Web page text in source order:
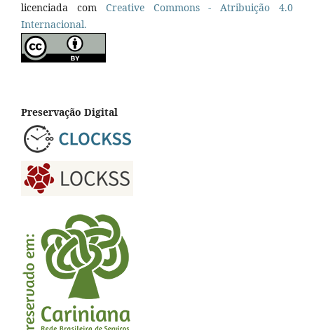
licenciada com Creative Commons - Atribuição 4.0
Internacional.
Preservação Digital